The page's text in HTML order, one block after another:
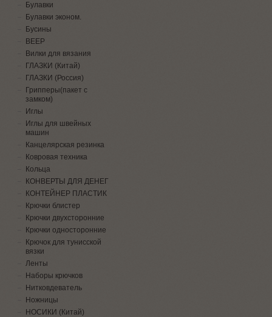
Булавки
Булавки эконом.
Бусины
ВЕЕР
Вилки для вязания
ГЛАЗКИ (Китай)
ГЛАЗКИ (Россия)
Грипперы(пакет с
замком)
Иглы
Иглы для швейных
машин
Канцелярская резинка
Ковровая техника
Кольца
КОНВЕРТЫ ДЛЯ ДЕНЕГ
КОНТЕЙНЕР ПЛАСТИК
Крючки блистер
Крючки двухсторонние
Крючки односторонние
Крючок для тунисской
вязки
Ленты
Наборы крючков
Нитковдеватель
Ножницы
НОСИКИ (Китай)